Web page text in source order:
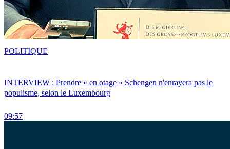
INTERVIEW : Prendre « en otage » Schengen n'enrayera pas le
populisme, selon le Luxembourg
09:57
POLITIQUE